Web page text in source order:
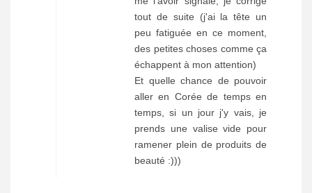
tout de suite (j'ai la tête un
peu fatiguée en ce moment,
des petites choses comme ça
échappent à mon attention)
Et quelle chance de pouvoir
aller en Corée de temps en
temps, si un jour j'y vais, je
prends une valise vide pour
ramener plein de produits de
beauté :)))